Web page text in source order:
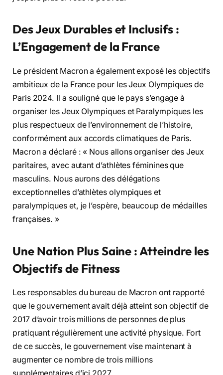
Des Jeux Durables et Inclusifs :
L’Engagement de la France
Le président Macron a également exposé les objectifs
ambitieux de la France pour les Jeux Olympiques de
Paris 2024. Il a souligné que le pays s’engage à
organiser les Jeux Olympiques et Paralympiques les
plus respectueux de l’environnement de l’histoire,
conformément aux accords climatiques de Paris.
Macron a déclaré : « Nous allons organiser des Jeux
paritaires, avec autant d’athlètes féminines que
masculins. Nous aurons des délégations
exceptionnelles d’athlètes olympiques et
paralympiques et, je l’espère, beaucoup de médailles
françaises. »
Une Nation Plus Saine : Atteindre les
Objectifs de Fitness
Les responsables du bureau de Macron ont rapporté
que le gouvernement avait déjà atteint son objectif de
2017 d’avoir trois millions de personnes de plus
pratiquant régulièrement une activité physique. Fort
de ce succès, le gouvernement vise maintenant à
augmenter ce nombre de trois millions